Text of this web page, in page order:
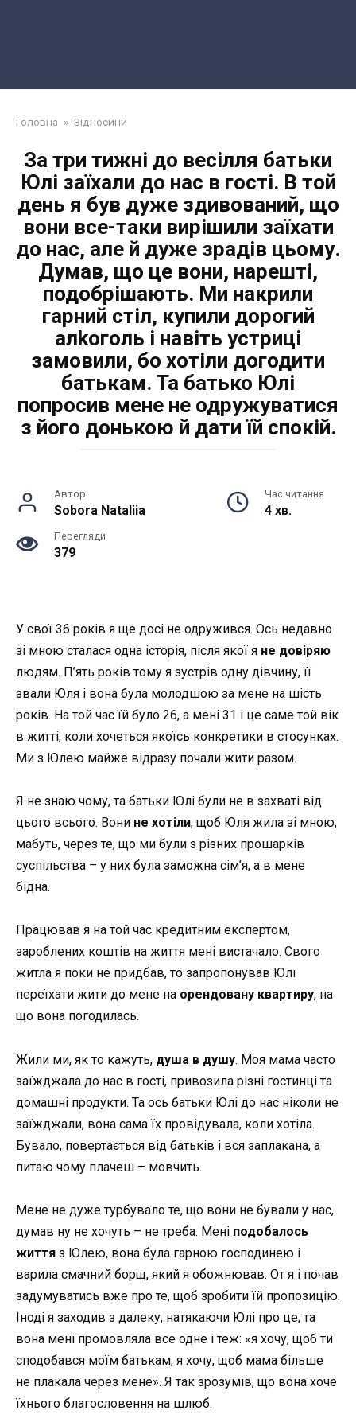
Головна » Відносини
За три тижні до весілля батьки
Юлі заїхали до нас в гості. В той
день я був дуже здивований, що
вони все-таки вирішили заїхати
до нас, але й дуже зрадів цьому.
Думав, що це вони, нарешті,
подобрішають. Ми накрили
гарний стіл, купили дорогий
алkоголь і навіть устриці
замовили, бо хотіли догодити
батькам. Та батько Юлі
попросив мене не одружуватися
з його донькою й дати їй спокій.
Автор
Sobora Nataliia
Час читання
4 хв.
Перегляди
379
У свої 36 років я ще досі не одружився. Ось недавно
зі мною сталася одна історія, після якої я не довіряю
людям. П’ять років тому я зустрів одну дівчину, її
звали Юля і вона була молодшою за мене на шість
років. На той час їй було 26, а мені 31 і це саме той вік
в житті, коли хочеться якоїсь конкретики в стосунках.
Ми з Юлею майже відразу почали жити разом.
Я не знаю чому, та батьки Юлі були не в захваті від
цього всього. Вони не хотіли, щоб Юля жила зі мною,
мабуть, через те, що ми були з різних прошарків
суспільства – у них була заможна сім’я, а в мене
бідна.
Працював я на той час кредитним експертом,
зароблених коштів на життя мені вистачало. Свого
житла я поки не придбав, то запропонував Юлі
переїхати жити до мене на орендовану квартиру, на
що вона погодилась.
Жили ми, як то кажуть, душа в душу. Моя мама часто
заїжджала до нас в гості, привозила різні гостинці та
домашні продукти. Та ось батьки Юлі до нас ніколи не
заїжджали, вона сама їх провідувала, коли хотіла.
Бувало, повертається від батьків і вся заплакана, а
питаю чому плачеш – мовчить.
Мене не дуже турбувало те, що вони не бували у нас,
думав ну не хочуть – не треба. Мені подобалось
життя з Юлею, вона була гарною господинею і
варила смачний борщ, який я обожнював. От я і почав
задумуватись вже про те, щоб зробити їй пропозицію.
Іноді я заходив з далеку, натякаючи Юлі про це, та
вона мені промовляла все одне і теж: «я хочу, щоб ти
сподобався моїм батькам, я хочу, щоб мама більше
не плакала через мене». Я так зрозумів, що вона хоче
їхнього благословення на шлюб.